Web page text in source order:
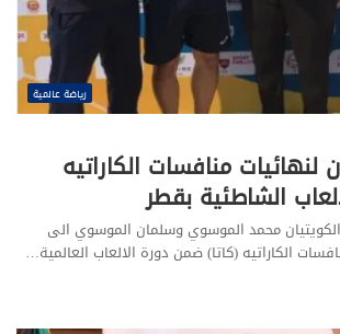
رياضة عالمية
لنهائيات منافسات الكاراتيه
الشاطئية بقطر
الكويتيان محمد الموسوي وسلمان الموسوي الى
الكاراتيه (كاتا) ضمن دورة الالعاب العالمية…